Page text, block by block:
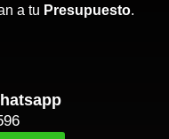
a tu Presupuesto.